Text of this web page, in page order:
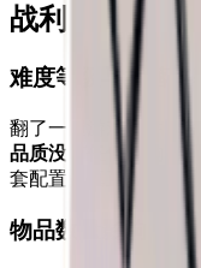
战利品箱
难度等级与掉落倍
翻了一遍游戏文件后发
品质没有任何影响
。
套配置。真正决定掉
物品数量影响